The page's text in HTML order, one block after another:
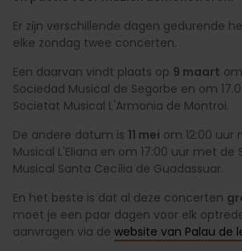
Er zijn verschillende dagen gedurende
elke zondag twee concerten.
Een daarvan vindt plaats op 9 maart
Sociedad Musical de Segorbe en om
Societat Musical L'Armonia de Montroi.
De andere datum is 11 mei om 12:00 uur
Musical L'Eliana en om 17:00 uur met de
Musical Santa Cecília de Guadassuar.
En het beste is dat al deze concerten
moet je een paar dagen voor elk
aanvragen via de website van Palau de